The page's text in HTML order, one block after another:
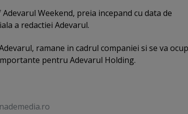
Weekend, preia incepand cu data de
a redactiei Adevarul.
ramane in cadrul companiei si se va
pentru Adevarul Holding.